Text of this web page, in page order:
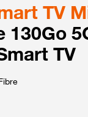
TV
130Go
TV